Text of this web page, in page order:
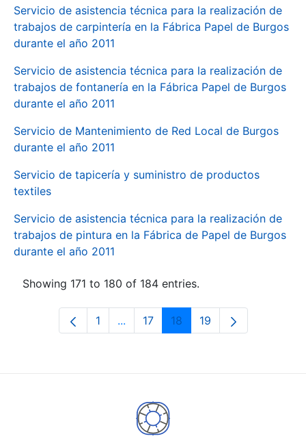
Servicio de asistencia técnica para la realización de
trabajos de carpintería en la Fábrica Papel de Burgos
durante el año 2011
Servicio de asistencia técnica para la realización de
trabajos de fontanería en la Fábrica Papel de Burgos
durante el año 2011
Servicio de Mantenimiento de Red Local de Burgos
durante el año 2011
Servicio de tapicería y suministro de productos
textiles
Servicio de asistencia técnica para la realización de
trabajos de pintura en la Fábrica de Papel de Burgos
durante el año 2011
Showing 171 to 180 of 184 entries.
Page
1 ...Intermediate Pages Use TAB to
Page
17 Page
18 Page
19